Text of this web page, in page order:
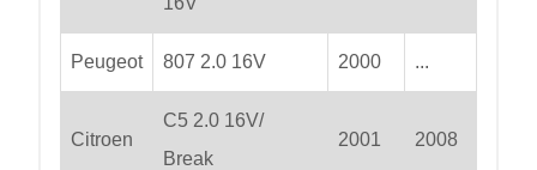
Peugeot 807 2.0 16V 2000 ...
Citroen
C5 2.0 16V/
Break
2001 2008